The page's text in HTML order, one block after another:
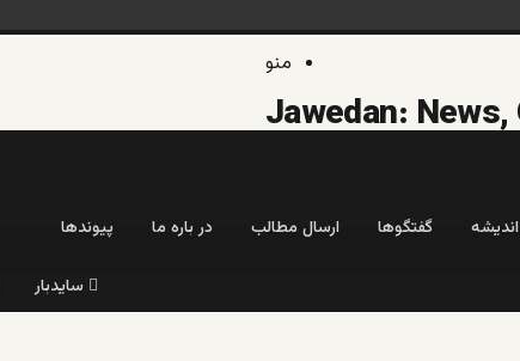
منو
اندیشه گفتگوها ارسال مطالب در باره ما پیوندها
سایدبار